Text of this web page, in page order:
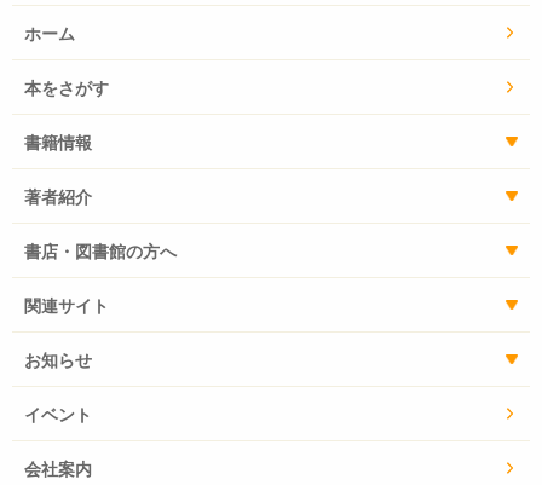
最終章となりました。
ユージンはどのように日本を見て、どのような写真を撮
ったのか。彼の写真には私たちの生きる日本社会のこの
60年の歴史が見えます。水俣病がはじめて正式に認めら
れてから、今年でちょうど50年が経ちました。この本が
ユージンの写真と日本社会の歩みを、もういちど見なお
す契機になってくれればと思います。（土方正志）
ホーム
本をさがす
書籍情報
著者紹介
書店・図書館の方へ
関連サイト
お知らせ
イベント
会社案内